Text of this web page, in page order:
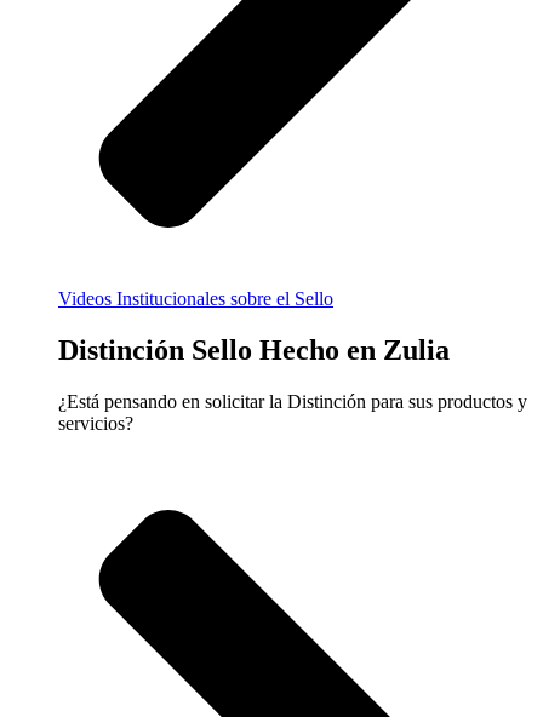
Videos Institucionales sobre el Sello
Distinción Sello Hecho en Zulia
¿Está pensando en solicitar la Distinción para sus productos y
servicios?